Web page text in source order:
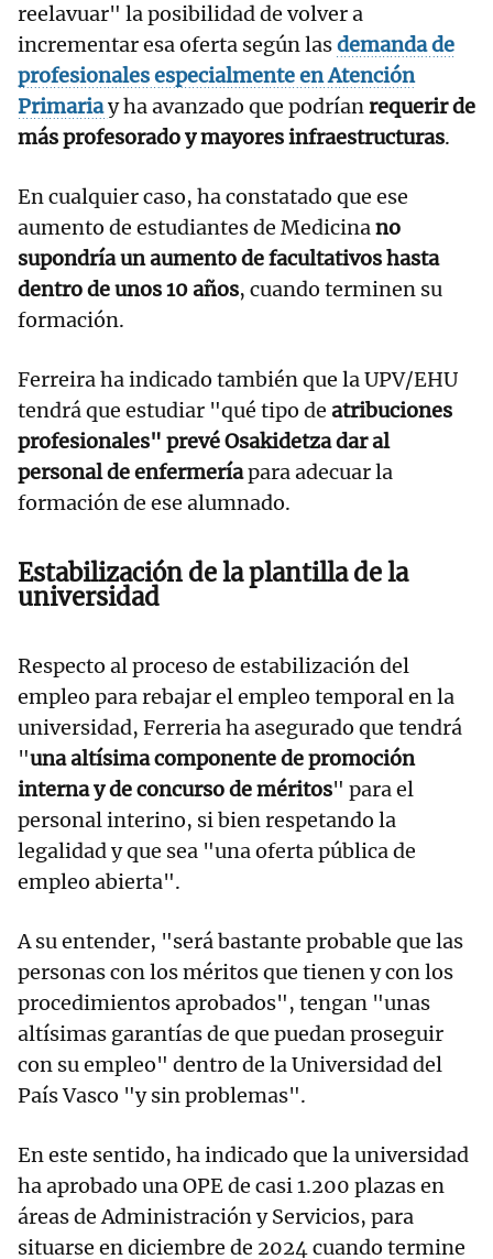
reelavuar" la posibilidad de volver a
incrementar esa oferta según lasdemanda de
profesionales especialmente en Atención
Primariay ha avanzado que podríanrequerir de
más profesorado y mayores infraestructuras.
En cualquier caso, ha constatado que ese
aumento de estudiantes de Medicinano
supondría un aumento de facultativos hasta
dentro de unos 10 años, cuando terminen su
formación.
Ferreira ha indicado también que la UPV/EHU
tendrá que estudiar "qué tipo de atribuciones
profesionales" prevé Osakidetza dar al
personal de enfermeríapara adecuar la
formación de ese alumnado.
Estabilización de la plantilla de la
universidad
Respecto al proceso de estabilización del
empleo para rebajar el empleo temporal en la
universidad, Ferreria ha asegurado que tendrá
"una altísima componente de promoción
interna y de concurso de méritos" para el
personal interino, si bien respetando la
legalidad y que sea "una oferta pública de
empleo abierta".
A su entender, "será bastante probable que las
personas con los méritos que tienen y con los
procedimientos aprobados", tengan "unas
altísimas garantías de que puedan proseguir
con su empleo" dentro de la Universidad del
País Vasco "y sin problemas".
En este sentido, ha indicado que la universidad
ha aprobado una OPE de casi 1.200 plazas en
áreas de Administración y Servicios, para
situarse en diciembre de 2024 cuando termine